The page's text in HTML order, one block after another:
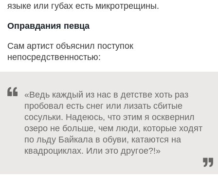
языке или губах есть микротрещины.
Оправдания певца
Сам артист объяснил поступок
непосредственностью:
«Ведь каждый из нас в детстве хоть раз
пробовал есть снег или лизать сбитые
сосульки. Надеюсь, что этим я осквернил
озеро не больше, чем люди, которые ходят
по льду Байкала в обуви, катаются на
квадроциклах. Или это другое?!»